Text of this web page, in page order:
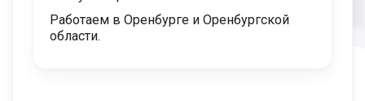
Работаем в Оренбурге и Оренбургской
области.